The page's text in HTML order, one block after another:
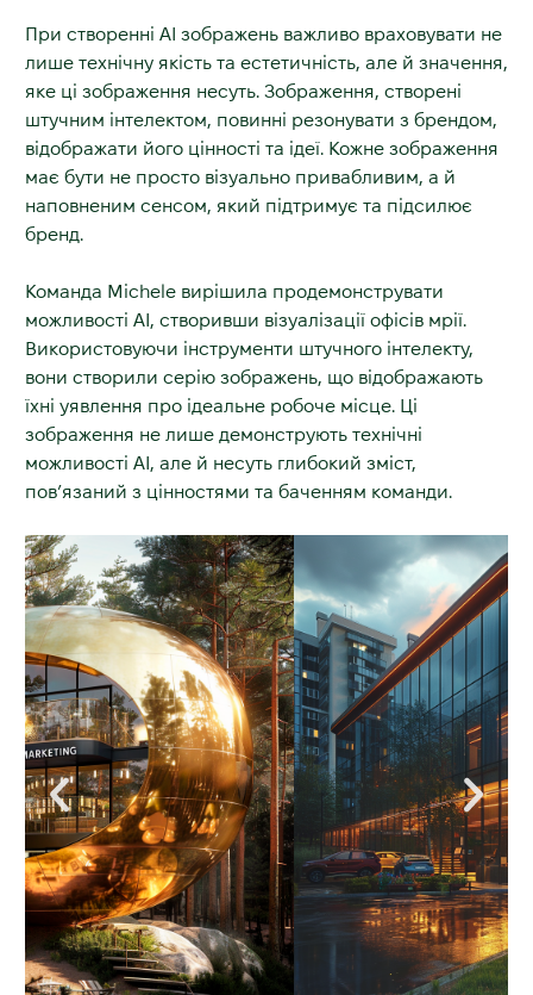
При створенні AI зображень важливо враховувати не
лише технічну якість та естетичність, але й значення,
яке ці зображення несуть. Зображення, створені
штучним інтелектом, повинні резонувати з брендом,
відображати його цінності та ідеї. Кожне зображення
має бути не просто візуально привабливим, а й
наповненим сенсом, який підтримує та підсилює
бренд.
Команда Michele вирішила продемонструвати
можливості АІ, створивши візуалізації офісів мрії.
Використовуючи інструменти штучного інтелекту,
вони створили серію зображень, що відображають
їхні уявлення про ідеальне робоче місце. Ці
зображення не лише демонструють технічні
можливості АІ, але й несуть глибокий зміст,
пов’язаний з цінностями та баченням команди.